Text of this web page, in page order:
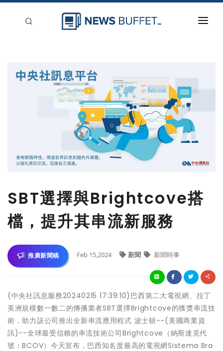
SBT選擇與Brightcove搭
檔，提升其串流新服務
推廣新聞稿 Feb 15,2024 新聞 新聞時事
(中央社訊息服務20240215 17:39:10)巴西第二大電視網、拉丁
美洲規模數一數二的傳播業者SBT選擇Brightcove的獲獎串流技
術，助力該公司推出全新串流應用程式 波士頓--(美國商業資
訊)--全球最受信賴的串流技術公司Brightcove（納斯達克代
號：BCOV）今天宣布，巴西知名度最高的電視網Sistema Bra